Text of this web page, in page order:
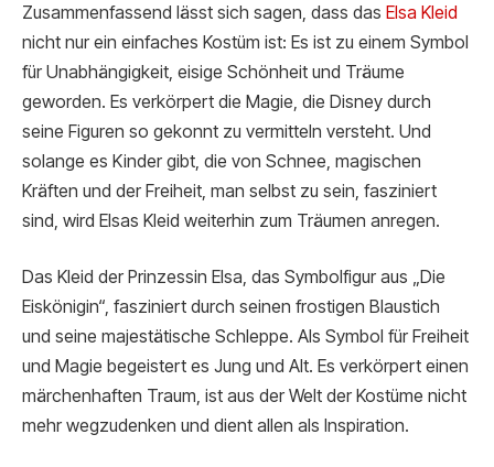
Zusammenfassend lässt sich sagen, dass das Elsa Kleid
nicht nur ein einfaches Kostüm ist: Es ist zu einem Symbol
für Unabhängigkeit, eisige Schönheit und Träume
geworden. Es verkörpert die Magie, die Disney durch
seine Figuren so gekonnt zu vermitteln versteht. Und
solange es Kinder gibt, die von Schnee, magischen
Kräften und der Freiheit, man selbst zu sein, fasziniert
sind, wird Elsas Kleid weiterhin zum Träumen anregen.
Das Kleid der Prinzessin Elsa, das Symbolfigur aus „Die
Eiskönigin“, fasziniert durch seinen frostigen Blaustich
und seine majestätische Schleppe. Als Symbol für Freiheit
und Magie begeistert es Jung und Alt. Es verkörpert einen
märchenhaften Traum, ist aus der Welt der Kostüme nicht
mehr wegzudenken und dient allen als Inspiration.